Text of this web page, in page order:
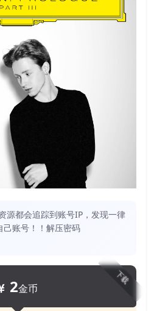
源都会追踪到账号IP，发现一律
己账号！！解压密码
下载
2金币